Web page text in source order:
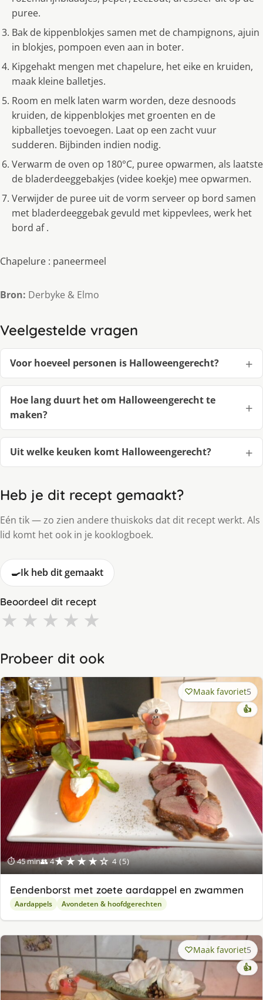
puree.
Bak de kippenblokjes samen met de champignons, ajuin
in blokjes, pompoen even aan in boter.
Kipgehakt mengen met chapelure, het eike en kruiden,
maak kleine balletjes.
Room en melk laten warm worden, deze desnoods
kruiden, de kippenblokjes met groenten en de
kipballetjes toevoegen. Laat op een zacht vuur
sudderen. Bijbinden indien nodig.
Verwarm de oven op 180°C, puree opwarmen, als laatste
de bladerdeeggebakjes (videe koekje) mee opwarmen.
Verwijder de puree uit de vorm serveer op bord samen
met bladerdeeggebak gevuld met kippevlees, werk het
bord af .
Chapelure : paneermeel
Bron: Derbyke & Elmo
Veelgestelde vragen
Voor hoeveel personen is Halloweengerecht?
Hoe lang duurt het om Halloweengerecht te
maken?
Uit welke keuken komt Halloweengerecht?
Heb je dit recept gemaakt?
Eén tik — zo zien andere thuiskoks dat dit recept werkt. Als
lid komt het ook in je kooklogboek.
🍳Ik heb dit gemaakt
Beoordeel dit recept
★ ★ ★ ★ ★
Probeer dit ook
⏱ 45 min👥 4★★★★☆ 4 (5)
Maak favoriet5
👍
Eendenborst met zoete aardappel en zwammen
Aardappels Avondeten & hoofdgerechten
Maak favoriet5
👍